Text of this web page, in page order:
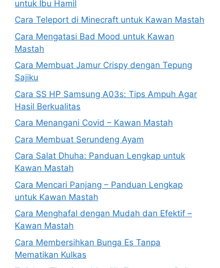
untuk Ibu Hamil
Cara Teleport di Minecraft untuk Kawan Mastah
Cara Mengatasi Bad Mood untuk Kawan
Mastah
Cara Membuat Jamur Crispy dengan Tepung
Sajiku
Cara SS HP Samsung A03s: Tips Ampuh Agar
Hasil Berkualitas
Cara Menangani Covid – Kawan Mastah
Cara Membuat Serundeng Ayam
Cara Salat Dhuha: Panduan Lengkap untuk
Kawan Mastah
Cara Mencari Panjang – Panduan Lengkap
untuk Kawan Mastah
Cara Menghafal dengan Mudah dan Efektif –
Kawan Mastah
Cara Membersihkan Bunga Es Tanpa
Mematikan Kulkas